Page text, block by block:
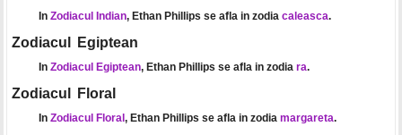
In Zodiacul Indian, Ethan Phillips se afla in zodia caleasca.
Zodiacul Egiptean
In Zodiacul Egiptean, Ethan Phillips se afla in zodia ra.
Zodiacul Floral
In Zodiacul Floral, Ethan Phillips se afla in zodia margareta.